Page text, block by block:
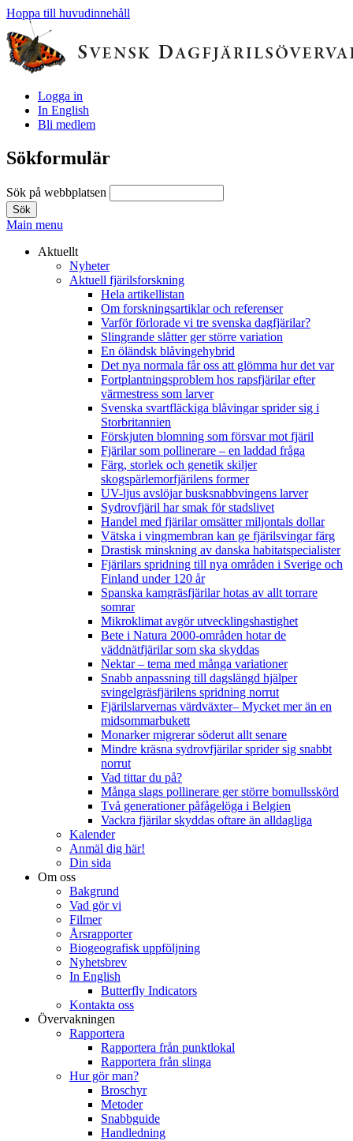
Hoppa till huvudinnehåll
Logga in
In English
Bli medlem
Sökformulär
Sök på webbplatsen
Main menu
Aktuellt
Nyheter
Aktuell fjärilsforskning
Hela artikellistan
Om forskningsartiklar och referenser
Varför förlorade vi tre svenska dagfjärilar?
Slingrande slåtter ger större variation
En öländsk blåvingehybrid
Det nya normala får oss att glömma hur det var
Fortplantningsproblem hos rapsfjärilar efter
värmestress som larver
Svenska svartfläckiga blåvingar sprider sig i
Storbritannien
Förskjuten blomning som försvar mot fjäril
Fjärilar som pollinerare – en laddad fråga
Färg, storlek och genetik skiljer
skogspärlemorfjärilens former
UV-ljus avslöjar busksnabbvingens larver
Sydrovfjäril har smak för stadslivet
Handel med fjärilar omsätter miljontals dollar
Vätska i vingmembran kan ge fjärilsvingar färg
Drastisk minskning av danska habitatspecialister
Fjärilars spridning till nya områden i Sverige och
Finland under 120 år
Spanska kamgräsfjärilar hotas av allt torrare
somrar
Mikroklimat avgör utvecklingshastighet
Bete i Natura 2000-områden hotar de
väddnätfjärilar som ska skyddas
Nektar – tema med många variationer
Snabb anpassning till dagslängd hjälper
svingelgräsfjärilens spridning norrut
Fjärilslarvernas värdväxter– Mycket mer än en
midsommarbukett
Monarker migrerar söderut allt senare
Mindre kräsna sydrovfjärilar sprider sig snabbt
norrut
Vad tittar du på?
Många slags pollinerare ger större bomullsskörd
Två generationer påfågelöga i Belgien
Vackra fjärilar skyddas oftare än alldagliga
Kalender
Anmäl dig här!
Din sida
Om oss
Bakgrund
Vad gör vi
Filmer
Årsrapporter
Biogeografisk uppföljning
Nyhetsbrev
In English
Butterfly Indicators
Kontakta oss
Övervakningen
Rapportera
Rapportera från punktlokal
Rapportera från slinga
Hur gör man?
Broschyr
Metoder
Snabbguide
Handledning